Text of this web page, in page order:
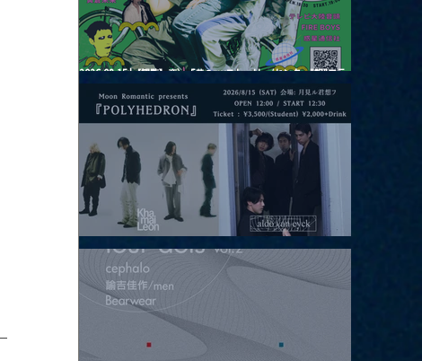
2026.08.15 |【観覧】夜）『巷のmyストーリー/センター"訳"フラ
ッシュ⚡️後編』
2026.08.15 |【観覧】昼）月見ルpre.『POLYHEDRON』